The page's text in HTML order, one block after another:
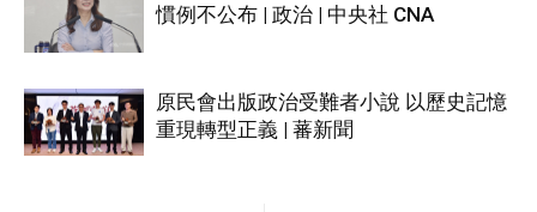
慣例不公布 | 政治 | 中央社 CNA
原民會出版政治受難者小說 以歷史記憶
重現轉型正義 | 蕃新聞